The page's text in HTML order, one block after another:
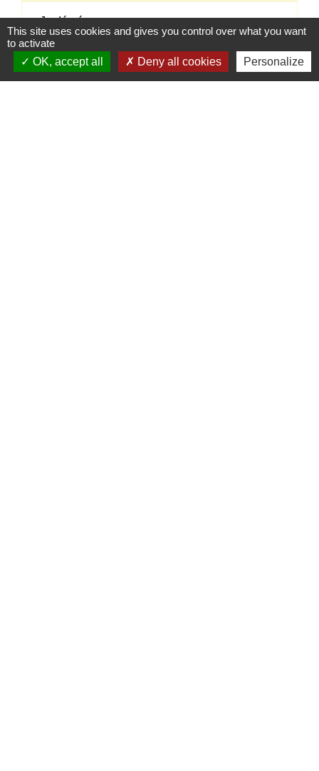
Je déménage
Signaler une erreur sur cette page
This site uses cookies and gives you control over what you want
to activate
OK, accept all
Deny all cookies Personalize